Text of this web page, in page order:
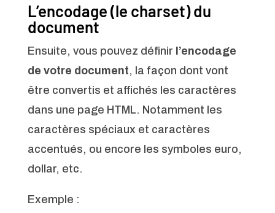
L’encodage (le charset) du
document
Ensuite, vous pouvez définir l’encodage
de votre document, la façon dont vont
être convertis et affichés les caractères
dans une page HTML. Notamment les
caractères spéciaux et caractères
accentués, ou encore les symboles euro,
dollar, etc.
Exemple :